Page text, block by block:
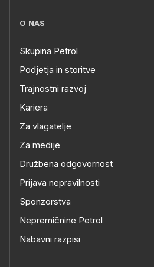
O NAS
Skupina Petrol
Podjetja in storitve
Trajnostni razvoj
Kariera
Za vlagatelje
Za medije
Družbena odgovornost
Prijava nepravilnosti
Sponzorstva
Nepremičnine Petrol
Nabavni razpisi